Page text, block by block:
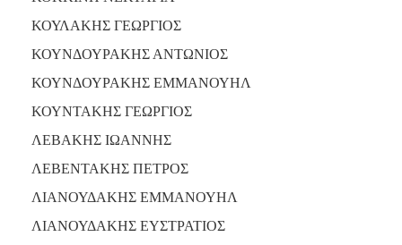
ΚΟΥΛΑΚΗΣ ΓΕΩΡΓΙΟΣ
ΚΟΥΝΔΟΥΡΑΚΗΣ ΑΝΤΩΝΙΟΣ
ΚΟΥΝΔΟΥΡΑΚΗΣ ΕΜΜΑΝΟΥΗΛ
ΚΟΥΝΤΑΚΗΣ ΓΕΩΡΓΙΟΣ
ΛΕΒΑΚΗΣ ΙΩΑΝΝΗΣ
ΛΕΒΕΝΤΑΚΗΣ ΠΕΤΡΟΣ
ΛΙΑΝΟΥΔΑΚΗΣ ΕΜΜΑΝΟΥΗΛ
ΛΙΑΝΟΥΔΑΚΗΣ ΕΥΣΤΡΑΤΙΟΣ